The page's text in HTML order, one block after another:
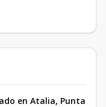
en Atalia, Punta